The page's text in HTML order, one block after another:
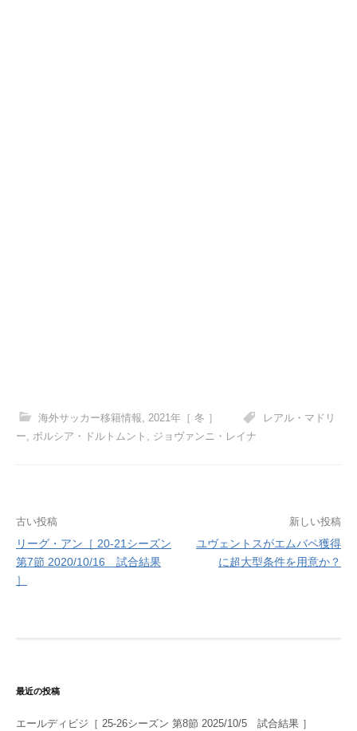
海外サッカー移籍情報 2021年［ 冬 ］
レアル・マドリ
ー, ボルシア・ドルトムント , ジョヴァンニ・レイナ
投
稿
ナ
シ
ョ
古い投稿
リーグ・アン［ 20-21シーズン
第7節 2020/10/16 試合結果
］
新しい投稿
ユヴェントスがエムバペ獲得
に超大型条件を用意か？
最近の投稿
エールディビジ［ 25-26シーズン 第8節 2025/10/5 試合結果 ］